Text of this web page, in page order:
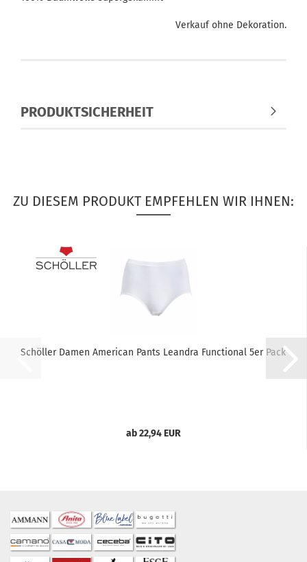
Verkauf ohne Dekoration.
PRODUKTSICHERHEIT
ZU DIESEM PRODUKT EMPFEHLEN WIR IHNEN:
Schöller Damen American Pants Leandra Functional 5er Pack
ab 22,94 EUR